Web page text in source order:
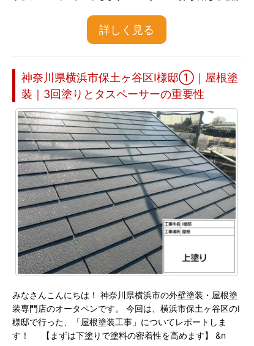
詳しく見る
神奈川県横浜市保土ヶ谷区I様邸①｜屋根塗
装｜3回塗りとタスペーサーの重要性
みなさんこんにちは！ 神奈川県横浜市の外壁塗装・屋根塗
装専門店のオータペンです。 今回は、横浜市保土ヶ谷区のI
様邸で行った、「屋根塗装工事」についてレポートしま
す！ 【まずは下塗りで塗料の密着性を高めます】 &n